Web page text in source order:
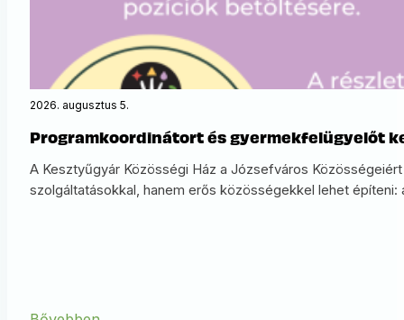
2026. augusztus 5.
Programkoordinátort és gyermekfelügyelőt
A Kesztyűgyár Közösségi Ház a Józsefváros
szolgáltatásokkal, hanem erős közösségekkel lehet építeni: